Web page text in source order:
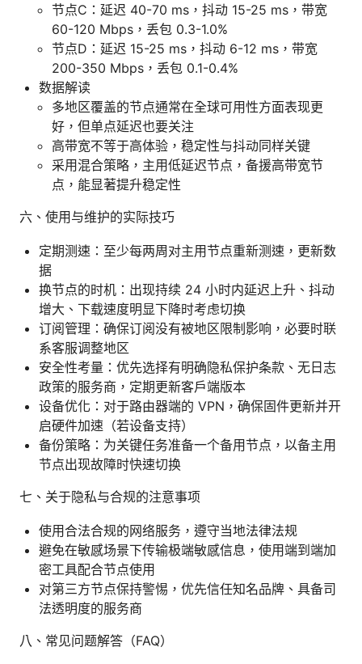
节点C：延迟 40-70 ms，抖动 15-25 ms，带宽
60-120 Mbps，丢包 0.3-1.0%
节点D：延迟 15-25 ms，抖动 6-12 ms，带宽
200-350 Mbps，丢包 0.1-0.4%
数据解读
多地区覆盖的节点通常在全球可用性方面表现更
好，但单点延迟也要关注
高带宽不等于高体验，稳定性与抖动同样关键
采用混合策略，主用低延迟节点，备援高带宽节
点，能显著提升稳定性
六、使用与维护的实际技巧
定期测速：至少每两周对主用节点重新测速，更新数
据
换节点的时机：出现持续 24 小时内延迟上升、抖动
增大、下载速度明显下降时考虑切换
订阅管理：确保订阅没有被地区限制影响，必要时联
系客服调整地区
安全性考量：优先选择有明确隐私保护条款、无日志
政策的服务商，定期更新客户端版本
设备优化：对于路由器端的 VPN，确保固件更新并开
启硬件加速（若设备支持）
备份策略：为关键任务准备一个备用节点，以备主用
节点出现故障时快速切换
七、关于隐私与合规的注意事项
使用合法合规的网络服务，遵守当地法律法规
避免在敏感场景下传输极端敏感信息，使用端到端加
密工具配合节点使用
对第三方节点保持警惕，优先信任知名品牌、具备司
法透明度的服务商
八、常见问题解答（FAQ）